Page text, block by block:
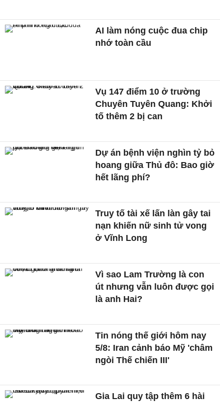
AI làm nóng cuộc đua chip
nhớ toàn cầu
Vụ 147 điểm 10 ở trường
Chuyên Tuyên Quang: Khởi
tố thêm 2 bị can
Dự án bệnh viện nghìn tỷ bỏ
hoang giữa Thủ đô: Bao giờ
hết lãng phí?
Truy tố tài xế lấn làn gây tai
nạn khiến nữ sinh tử vong
ở Vĩnh Long
Vì sao Lam Trường là con
út nhưng vẫn luôn được gọi
là anh Hai?
Tin nóng thế giới hôm nay
5/8: Iran cảnh báo Mỹ 'châm
ngòi Thế chiến III'
Gia Lai quy tập thêm 6 hài